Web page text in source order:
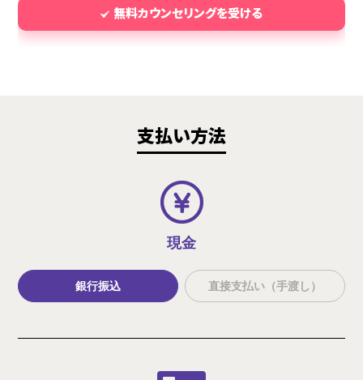
無料カウンセリングを受ける
支払い方法
現金
銀行振込 直接支払い（手渡し）